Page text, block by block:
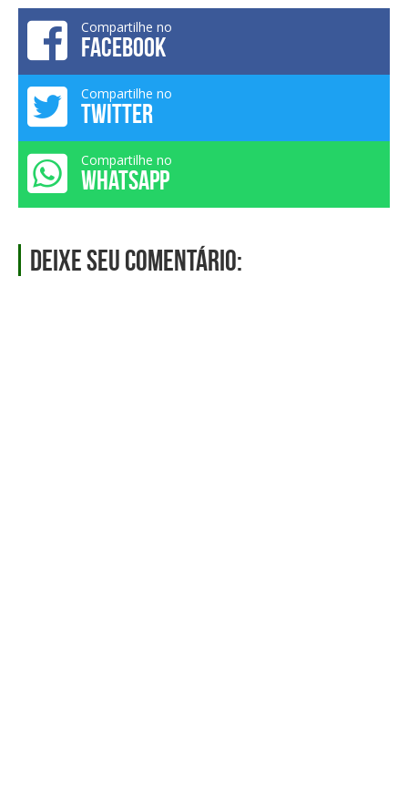
Compartilhe no
FACEBOOK
Compartilhe no
TWITTER
Compartilhe no
WHATSAPP
Deixe seu comentário: